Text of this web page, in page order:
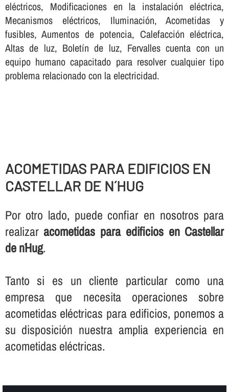
eléctricos, Modificaciones en la instalación eléctrica,
Mecanismos eléctricos, Iluminación, Acometidas y
fusibles, Aumentos de potencia, Calefacción eléctrica,
Altas de luz, Boletí­n de luz, Fervalles cuenta con un
equipo humano capacitado para resolver cualquier tipo
problema relacionado con la electricidad.
ACOMETIDAS PARA EDIFICIOS EN
CASTELLAR DE N´HUG
Por otro lado, puede confiar en nosotros para
realizaracometidas para edificios en Castellar
de n´Hug.
Tanto si es un cliente particular como una
empresa que necesita operaciones sobre
acometidas eléctricas para edificios, ponemos a
su disposición nuestra amplia experiencia en
acometidas eléctricas.